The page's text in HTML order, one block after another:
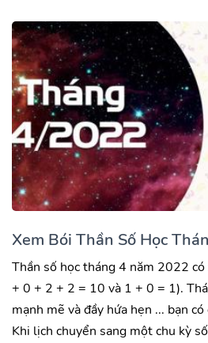
Xem Bói Thần Số Học
Thần số học tháng 4 năm 2022
+ 0 + 2 + 2 = 10 và 1 + 0 = 1).
mạnh mẽ và đầy hứa hẹn ... bạn
Khi lịch chuyển sang một chu kỳ